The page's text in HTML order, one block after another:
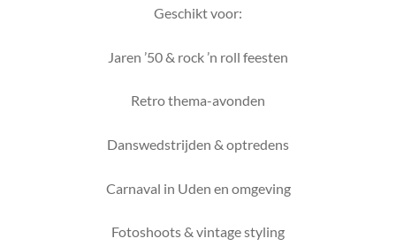
Geschikt voor:
Jaren ’50 & rock ’n roll feesten
Retro thema-avonden
Danswedstrijden & optredens
Carnaval in Uden en omgeving
Fotoshoots & vintage styling